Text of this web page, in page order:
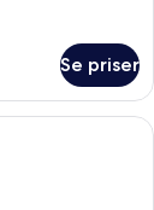
Se priser